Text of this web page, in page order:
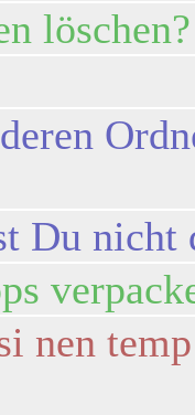
löschen?
Du
nen